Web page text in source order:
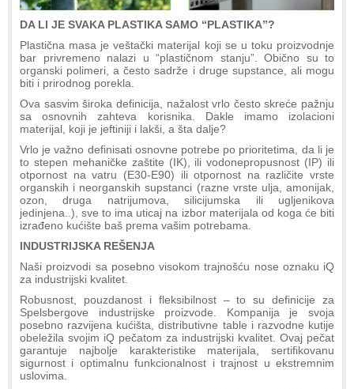
DA LI JE SVAKA PLASTIKA SAMO “PLASTIKA”?
Plastična masa je veštački materijal koji se u toku proizvodnje
bar privremeno nalazi u “plastičnom stanju”. Obično su to
organski polimeri, a često sadrže i druge supstance, ali mogu
biti i prirodnog porekla.
Ova sasvim široka definicija, nažalost vrlo često skreće pažnju
sa osnovnih zahteva korisnika. Dakle imamo izolacioni
materijal, koji je jeftiniji i lakši, a šta dalje?
Vrlo je važno definisati osnovne potrebe po prioritetima, da li je
to stepen mehaničke zaštite (IK), ili vodonepropusnost (IP) ili
otpornost na vatru (E30-E90) ili otpornost na različite vrste
organskih i neorganskih supstanci (razne vrste ulja, amonijak,
ozon, druga natrijumova, silicijumska ili ugljenikova
jedinjena..), sve to ima uticaj na izbor materijala od koga će biti
izrađeno kućište baš prema vašim potrebama.
INDUSTRIJSKA REŠENJA
Naši proizvodi sa posebno visokom trajnošću nose oznaku iQ
za industrijski kvalitet.
Robusnost, pouzdanost i fleksibilnost – to su definicije za
Spelsbergove industrijske proizvode. Kompanija je svoja
posebno razvijena kućišta, distributivne table i razvodne kutije
obeležila svojim iQ pečatom za industrijski kvalitet. Ovaj pečat
garantuje najbolje karakteristike materijala, sertifikovanu
sigurnost i optimalnu funkcionalnost i trajnost u ekstremnim
uslovima.